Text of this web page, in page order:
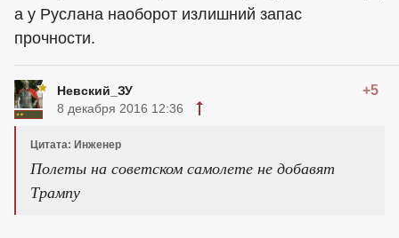
а у Руслана наоборот излишний запас
прочности.
Невский_ЗУ +5
8 декабря 2016 12:36
Цитата: Инжeнeр
Полеты на советском самолете не добавят
Трампу